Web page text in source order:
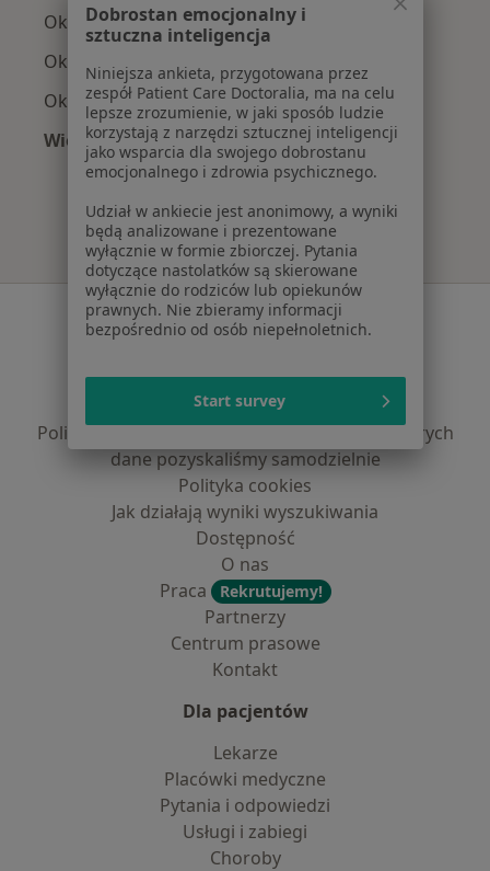
Okuliści z INTER Polska w Warszawie
Okuliści z Signal Iduna w Warszawie
Okuliści z Compensa w Warszawie
Więcej (12)
Więcej w kategorii: Najpopularniejsze
Serwis
Polityka prywatności pacjentów
Polityka prywatności profesjonalistów
Polityka prywatności dla profesjonalistów, których
dane pozyskaliśmy samodzielnie
Polityka cookies
Jak działają wyniki wyszukiwania
Dostępność
O nas
Praca
Rekrutujemy!
Partnerzy
Centrum prasowe
Kontakt
Dla pacjentów
Lekarze
Placówki medyczne
Pytania i odpowiedzi
Usługi i zabiegi
Choroby
Dobrostan emocjonalny i
sztuczna inteligencja
Niniejsza ankieta, przygotowana przez
zespół Patient Care Doctoralia, ma na celu
lepsze zrozumienie, w jaki sposób ludzie
korzystają z narzędzi sztucznej inteligencji
jako wsparcia dla swojego dobrostanu
emocjonalnego i zdrowia psychicznego.
Udział w ankiecie jest anonimowy, a wyniki
będą analizowane i prezentowane
wyłącznie w formie zbiorczej. Pytania
dotyczące nastolatków są skierowane
wyłącznie do rodziców lub opiekunów
prawnych. Nie zbieramy informacji
bezpośrednio od osób niepełnoletnich.
Start survey